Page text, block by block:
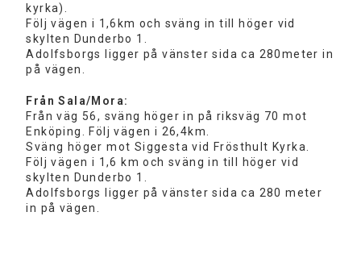
kyrka).
Följ vägen i 1,6km och sväng in till höger vid
skylten Dunderbo 1.
Adolfsborgs ligger på vänster sida ca 280meter in
på vägen.
Från Sala/Mora:
Från väg 56, sväng höger in på riksväg 70 mot
Enköping. Följ vägen i 26,4km.
Sväng höger mot Siggesta vid Frösthult Kyrka.
Följ vägen i 1,6 km och sväng in till höger vid
skylten Dunderbo 1.
Adolfsborgs ligger på vänster sida ca 280 meter
in på vägen.